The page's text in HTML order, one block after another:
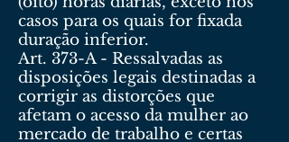
casos para os quais for fixada
duração inferior.
Art. 373-A - Ressalvadas as
disposições legais destinadas a
corrigir as distorções que
afetam o acesso da mulher ao
mercado de trabalho e certas